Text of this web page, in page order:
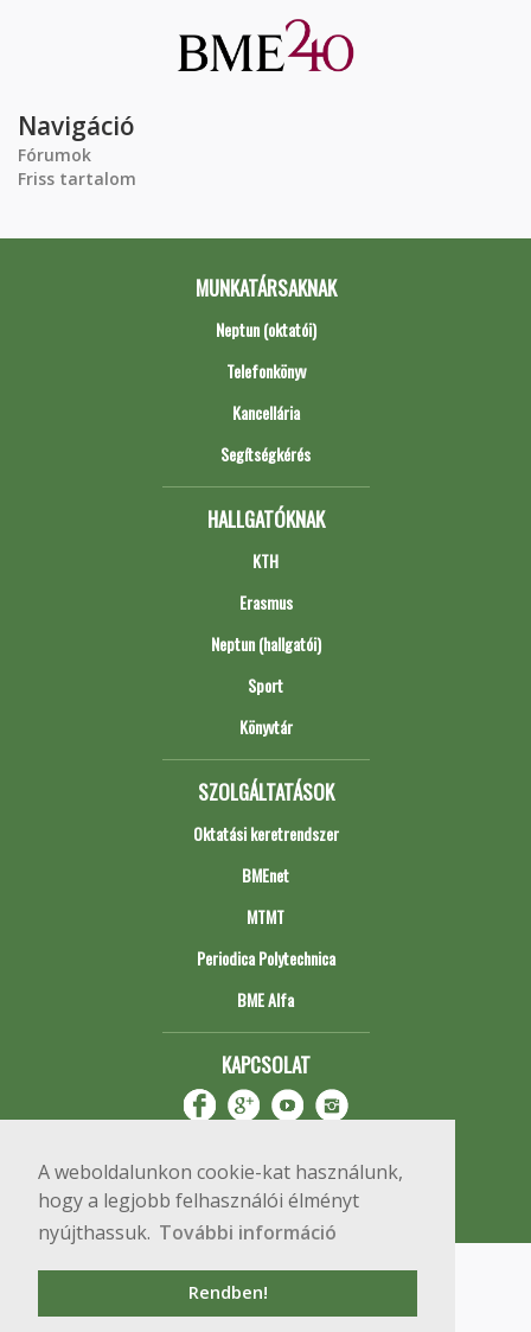
A weboldalunkon cookie-kat használunk,
hogy a legjobb felhasználói élményt
nyújthassuk. További információ
Rendben!
Navigáció
Fórumok
Friss tartalom
MUNKATÁRSAKNAK
Neptun (oktatói)
Telefonkönyv
Kancellária
Segítségkérés
HALLGATÓKNAK
KTH
Erasmus
Neptun (hallgatói)
Sport
Könyvtár
SZOLGÁLTATÁSOK
Oktatási keretrendszer
BMEnet
MTMT
Periodica Polytechnica
BME Alfa
KAPCSOLAT
Copyright © 2020 BME Építőmérnöki Kar
1111 Budapest, Műegyetem rkp. 3.